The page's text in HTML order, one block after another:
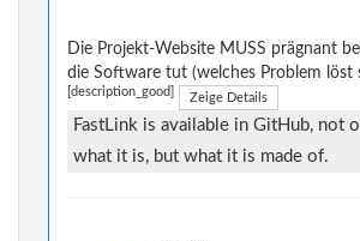
Die Projekt-Website MUSS prägnant
die Software tut (welches Problem löst
[description_good] Zeige Details
FastLink is available in GitHub, not
what it is, but what it is made of.